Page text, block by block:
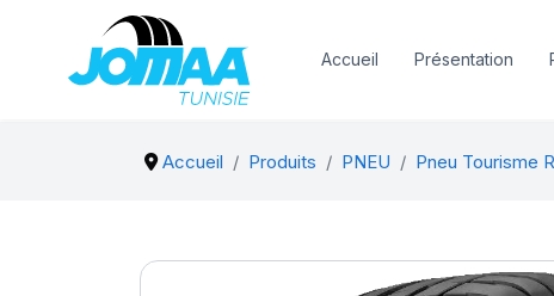
Accueil Présentation
Accueil Produits PNEU Pneu Tourisme